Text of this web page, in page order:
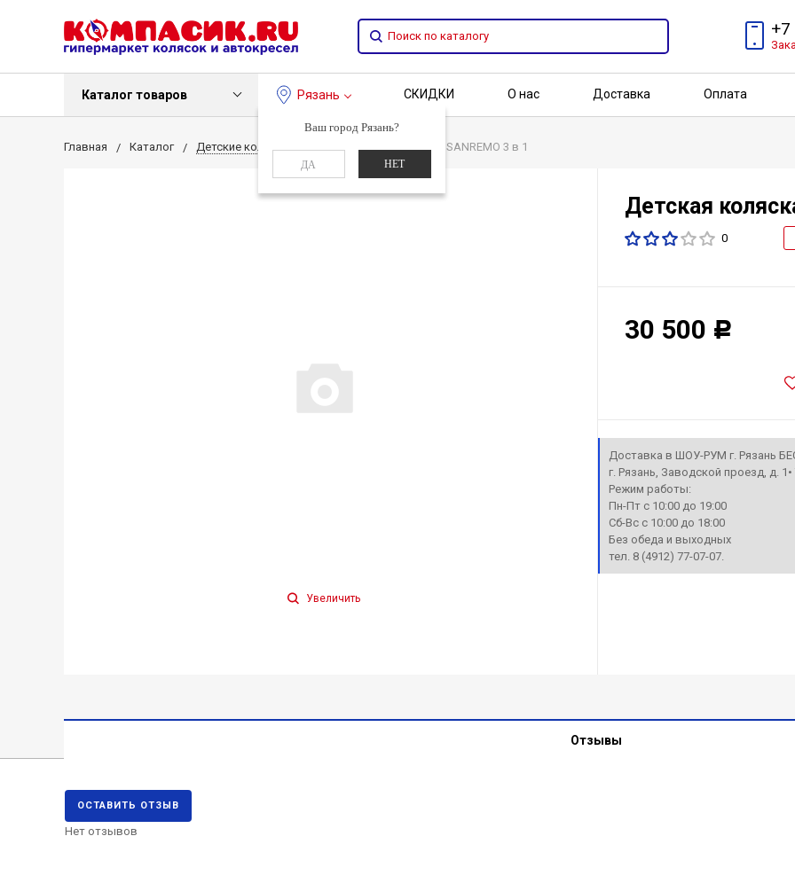
Каталог товаров Рязань
Ваш город Рязань?
ДА НЕТ
СКИДКИ О нас Доставка Оплата
Главная Каталог Детские коляски Детская коляска Lonex SANREMO 3 в 1
Увеличить
Детская
0
30 500 Р
Доставка в ШОУ-РУМ г. Рязань
г. Рязань, Заводской проезд, д.
Режим работы:
Пн-Пт с 10:00 до 19:00
Сб-Вс с 10:00 до 18:00
Без обеда и выходных
тел. 8 (4912) 77-07-07.
Отзывы
ОСТАВИТЬ ОТЗЫВ
Нет отзывов